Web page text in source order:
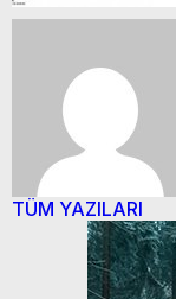
TÜM YAZILARI